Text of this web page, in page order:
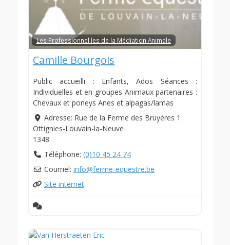
Les Professionnel.les de la Médiation Animale
Camille Bourgois
Public accueilli : Enfants, Ados Séances :
Individuelles et en groupes Animaux partenaires :
Chevaux et poneys Anes et alpagas/lamas
Adresse: Rue de la Ferme des Bruyères 1
Ottignies-Louvain-la-Neuve
1348
Téléphone: (0)10 45 24 74
Courriel: info@ferme-equestre.be
Site internet